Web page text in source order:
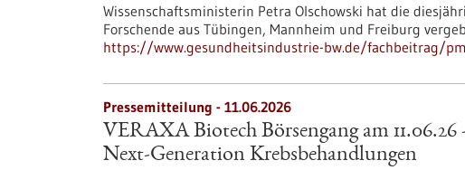
Wissenschaftsministerin Petra Olschowski hat die
Forschende aus Tübingen, Mannheim und Freiburg
https://www.gesundheitsindustrie-bw.de/fachbeitrag/
Pressemitteilung - 11.06.2026
VERAXA Biotech Börsengang am
Next-Generation Krebsbehandlungen